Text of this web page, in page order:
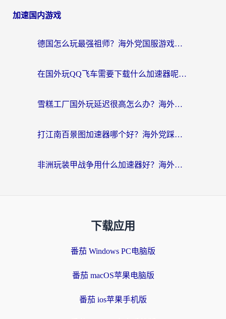
加速国内游戏
德国怎么玩最强祖师？海外党国服游戏加速器选择全攻略（附宝可梦Online实测）
在国外玩QQ飞车需要下载什么加速器呢？海外党亲测有效的国服游戏加速指南
雪糕工厂国外玩延迟很高怎么办？海外玩家国服游戏加速终极攻略（附实测推荐）
打江南百景图加速器哪个好？海外党踩坑N次后，终于找到不卡的秘诀
非洲玩装甲战争用什么加速器好？海外党亲测有效的国服游戏加速方案
下载应用
番茄 Windows PC电脑版
番茄 macOS苹果电脑版
番茄 ios苹果手机版